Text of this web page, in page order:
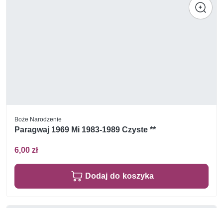
Boże Narodzenie
Paragwaj 1969 Mi 1983-1989 Czyste **
6,00 zł
Dodaj do koszyka